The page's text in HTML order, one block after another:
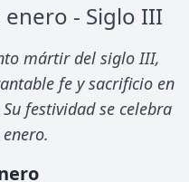
- Siglo III
mártir del siglo III,
fe y sacrificio en
festividad se celebra